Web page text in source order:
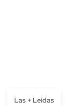
Las + Leídas